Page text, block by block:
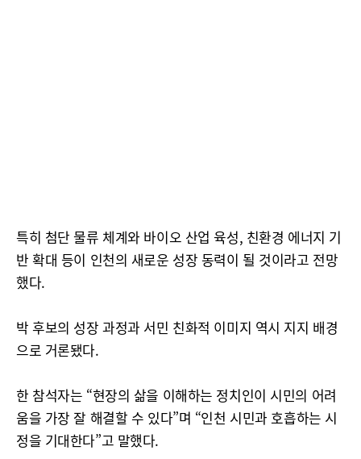
특히 첨단 물류 체계와 바이오 산업 육성, 친환경 에너지 기
반 확대 등이 인천의 새로운 성장 동력이 될 것이라고 전망
했다.
박 후보의 성장 과정과 서민 친화적 이미지 역시 지지 배경
으로 거론됐다.
한 참석자는 “현장의 삶을 이해하는 정치인이 시민의 어려
움을 가장 잘 해결할 수 있다”며 “인천 시민과 호흡하는 시
정을 기대한다”고 말했다.